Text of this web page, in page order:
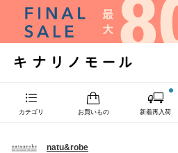
カテゴリ お買いもの 新着再入荷
natu&robe